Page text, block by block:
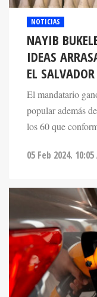
NOTICIAS
NAYIB
IDEAS
EL SALVADOR
El mandatario
popular además
los 60 que
05 Feb 2024.